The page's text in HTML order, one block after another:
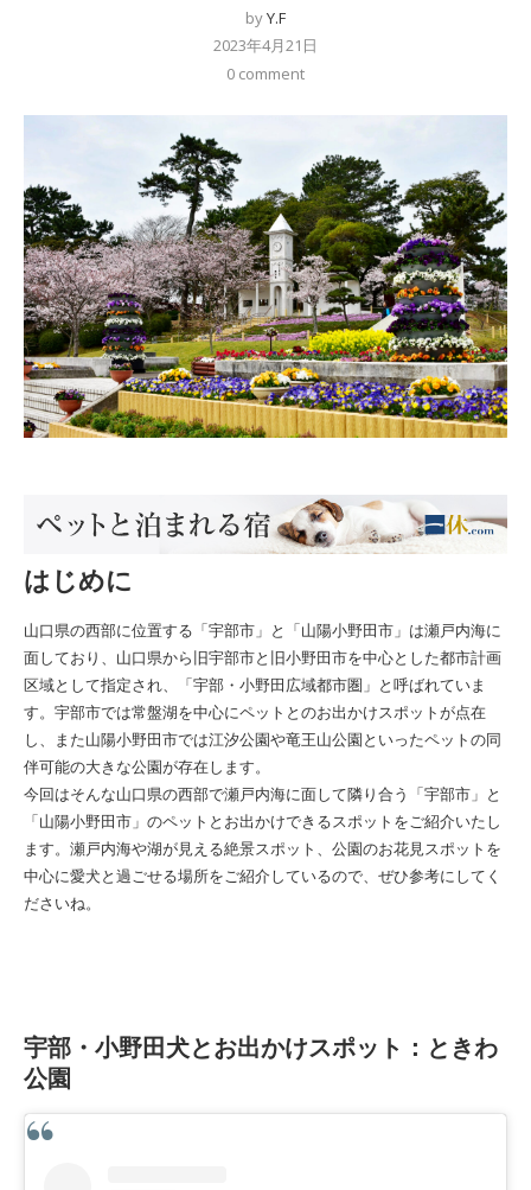
byY.F
2023年4月21日
0 comment
はじめに
山口県の西部に位置する「宇部市」と「山陽小野田市」は瀬戸内海に
面しており、山口県から旧宇部市と旧小野田市を中心とした都市計画
区域として指定され、「宇部・小野田広域都市圏」と呼ばれていま
す。宇部市では常盤湖を中心にペットとのお出かけスポットが点在
し、また山陽小野田市では江汐公園や竜王山公園といったペットの同
伴可能の大きな公園が存在します。
今回はそんな山口県の西部で瀬戸内海に面して隣り合う「宇部市」と
「山陽小野田市」のペットとお出かけできるスポットをご紹介いたし
ます。瀬戸内海や湖が見える絶景スポット、公園のお花見スポットを
中心に愛犬と過ごせる場所をご紹介しているので、ぜひ参考にしてく
ださいね。
宇部・小野田犬とお出かけスポット：ときわ
公園